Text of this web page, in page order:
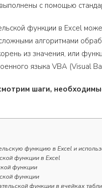
с помощью
функции в Excel
алгоритмами
из значения, или
языка VBA (Visual
шаги,
функцию в Excel и
функции в Excel
функции
функции
функции в ячейках